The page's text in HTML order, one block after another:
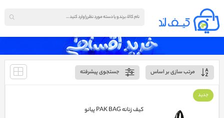
مرتب سازی بر اساس جستجوی پیشرفته
کیف زنانه PAK BAG پیانو
جدید